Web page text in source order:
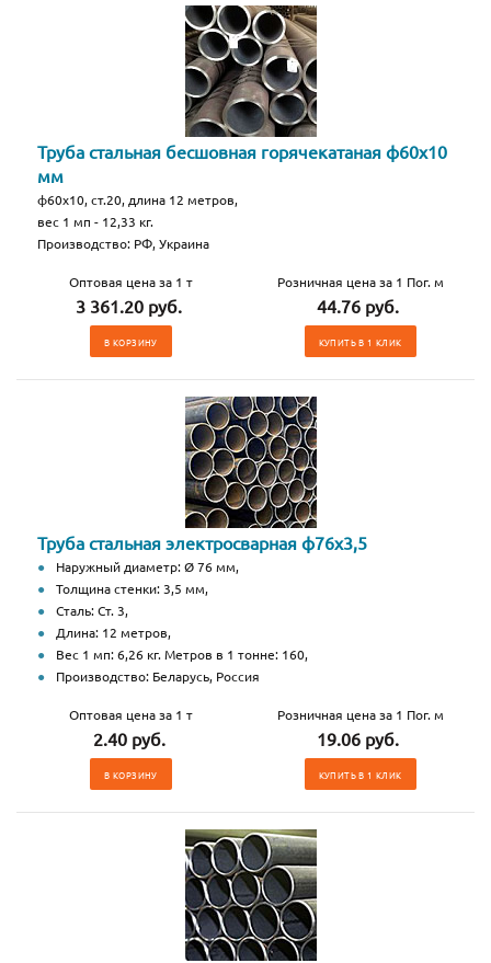
Труба стальная бесшовная горячекатаная ф60х10
мм
ф60х10, ст.20, длина 12 метров,
вес 1 мп - 12,33 кг.
Производство: РФ, Украина
Оптовая цена за 1 т
3 361.20 руб.
В КОРЗИНУ
Розничная цена за 1 Пог. м
44.76 руб.
КУПИТЬ В 1 КЛИК
Труба стальная электросварная ф76х3,5
Наружный диаметр: Ø 76 мм,
Толщина стенки: 3,5 мм,
Сталь: Ст. 3,
Длина: 12 метров,
Вес 1 мп: 6,26 кг. Метров в 1 тонне: 160,
Производство: Беларусь, Россия
Оптовая цена за 1 т
2.40 руб.
В КОРЗИНУ
Розничная цена за 1 Пог. м
19.06 руб.
КУПИТЬ В 1 КЛИК